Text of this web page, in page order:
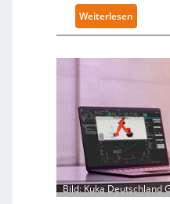
Weiterlesen
S
b
l
e
F
i
n
Bild: Kuka Deutschland